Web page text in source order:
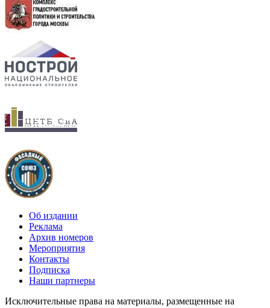
Об издании
Реклама
Архив номеров
Мероприятия
Контакты
Подписка
Наши партнеры
Исключительные права на материалы, размещенные на